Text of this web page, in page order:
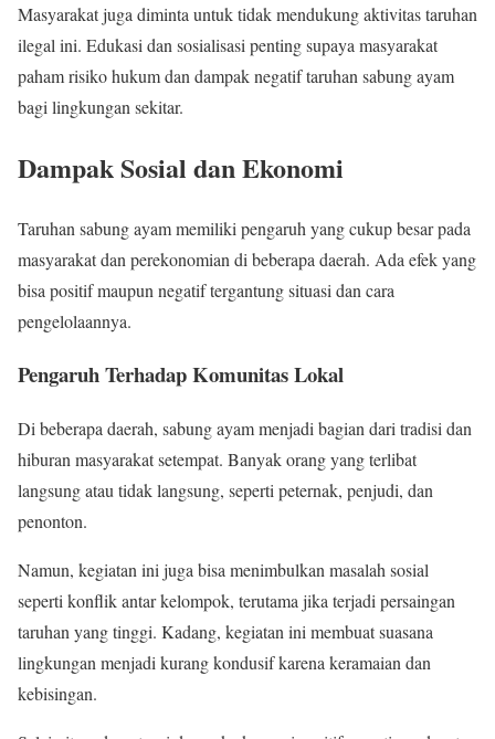
Masyarakat juga diminta untuk tidak mendukung aktivitas taruhan
ilegal ini. Edukasi dan sosialisasi penting supaya masyarakat
paham risiko hukum dan dampak negatif taruhan sabung ayam
bagi lingkungan sekitar.
Dampak Sosial dan Ekonomi
Taruhan sabung ayam memiliki pengaruh yang cukup besar pada
masyarakat dan perekonomian di beberapa daerah. Ada efek yang
bisa positif maupun negatif tergantung situasi dan cara
pengelolaannya.
Pengaruh Terhadap Komunitas Lokal
Di beberapa daerah, sabung ayam menjadi bagian dari tradisi dan
hiburan masyarakat setempat. Banyak orang yang terlibat
langsung atau tidak langsung, seperti peternak, penjudi, dan
penonton.
Namun, kegiatan ini juga bisa menimbulkan masalah sosial
seperti konflik antar kelompok, terutama jika terjadi persaingan
taruhan yang tinggi. Kadang, kegiatan ini membuat suasana
lingkungan menjadi kurang kondusif karena keramaian dan
kebisingan.